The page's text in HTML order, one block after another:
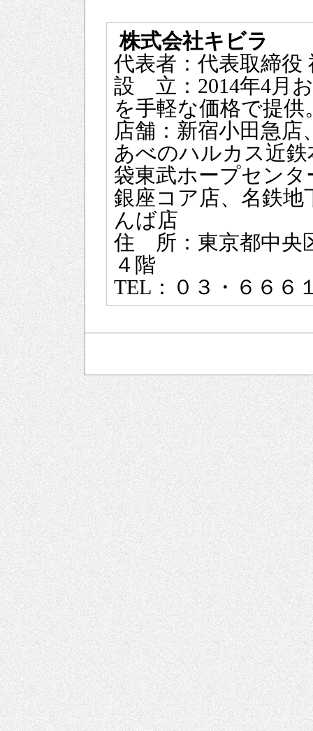
株式会社キビラ
代表者：代表取締役
設 立：2014年4月
を手軽な価格で提供
店舗：新宿小田急店
あべのハルカス近
袋東武ホープセンタ
銀座コア店、名鉄地
んば店
住 所：東京都中央
４階
TEL：０３・６６６